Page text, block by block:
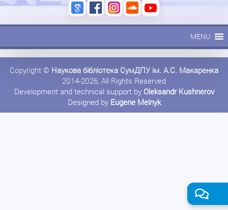
MENU
Copyright © Наукова бібліотека СумДПУ ім. А.С. Макаренка
2014-2026, All Rights Reserved
Development and technical support by Oleksandr Kushnerov
Designed by Eugene Melnyk